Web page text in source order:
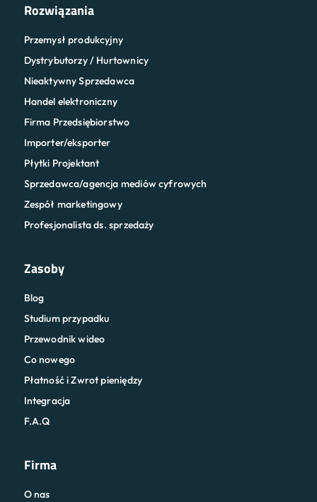
Rozwiązania
Przemysł produkcyjny
Dystrybutorzy / Hurtownicy
Nieaktywny Sprzedawca
Handel elektroniczny
Firma Przedsiębiorstwo
Importer/eksporter
Płytki Projektant
Sprzedawca/agencja mediów cyfrowych
Zespół marketingowy
Profesjonalista ds. sprzedaży
Zasoby
Blog
Studium przypadku
Przewodnik wideo
Co nowego
Płatność i Zwrot pieniędzy
Integracja
F.A.Q
Firma
O nas